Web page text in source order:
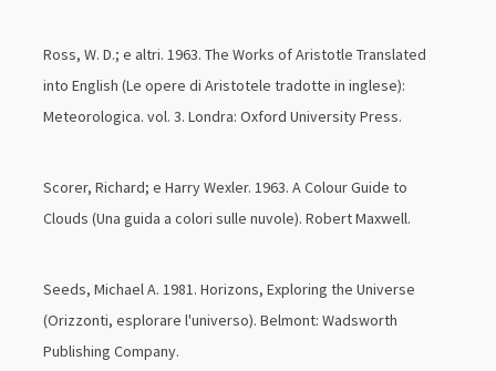
Ross, W. D.; e altri. 1963. The Works of Aristotle Translated
into English (Le opere di Aristotele tradotte in inglese):
Meteorologica. vol. 3. Londra: Oxford University Press.
Scorer, Richard; e Harry Wexler. 1963. A Colour Guide to
Clouds (Una guida a colori sulle nuvole). Robert Maxwell.
Seeds, Michael A. 1981. Horizons, Exploring the Universe
(Orizzonti, esplorare l'universo). Belmont: Wadsworth
Publishing Company.